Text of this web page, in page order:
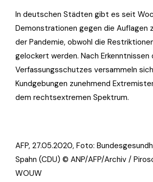
In deutschen Städten gibt es seit
Demonstrationen gegen die Auflagen
der Pandemie, obwohl die
gelockert werden. Nach Erkenntnissen
Verfassungsschutzes versammeln
Kundgebungen zunehmend
dem rechtsextremen Spektrum.
AFP, 27.05.2020, Foto:
Spahn (CDU) © ANP/AFP/Archiv /
WOUW